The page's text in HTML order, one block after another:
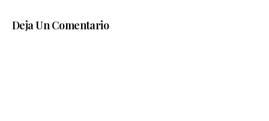
Deja Un Comentario